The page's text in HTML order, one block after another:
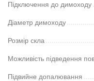
Підключення до димоходу
Діаметр димоходу
Розмір скла
Можливість підведення
Підвийне допалювання